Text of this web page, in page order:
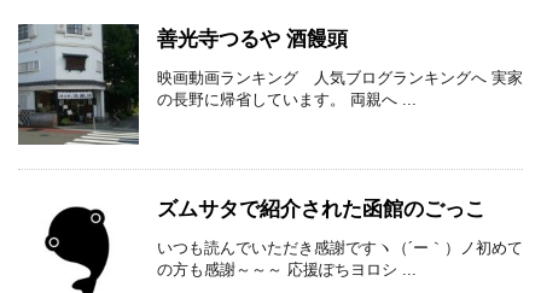
善光寺つるや 酒饅頭
映画動画ランキング 人気ブログランキングへ 実家
の長野に帰省しています。 両親へ ...
ズムサタで紹介された函館のごっこ
いつも読んでいただき感謝ですヽ（´ー｀）ノ初めて
の方も感謝～～～ 応援ぽちヨロシ ...